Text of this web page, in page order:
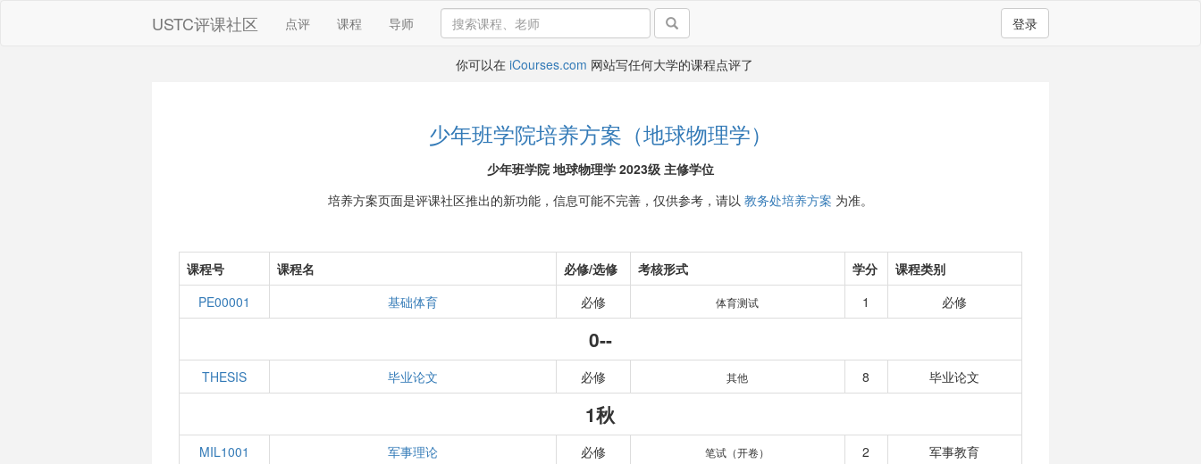
USTC评课社区 点评 课程 导师 登录
你可以在 iCourses.com 网站写任何大学的课程点评了
少年班学院培养方案（地球物理学）
少年班学院 地球物理学 2023级 主修学位
培养方案页面是评课社区推出的新功能，信息可能不完善，仅供参考，请以 教务处培养方案 为准。
课程号 课程名 必修/选修 考核形式 学分
课程类别
PE00001
基础体育 必修 体育测试 1 必修
0--
THESIS 毕业论文 必修 其他 8 毕业论文
1秋
MIL1001 军事理论 必修 笔试（开卷） 2
军事教育